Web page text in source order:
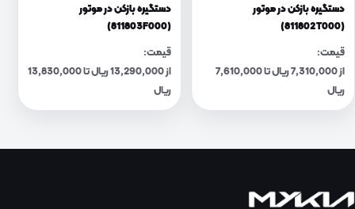
دستگیره بازکن در موتور
(811802T000)
قیمت:
از 7,310,000 ریال تا 7,610,000
ریال
دستگیره بازکن در موتور
(811803F000)
قیمت:
از 13,290,000 ریال تا 13,830,000
ریال